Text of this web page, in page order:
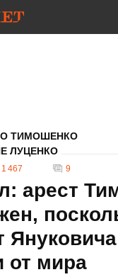
ТИМОШЕНКО
ЛУЦЕНКО
1 467 9
арест
от мира